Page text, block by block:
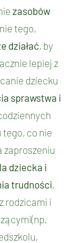
zasobów
tego,
działać, by
lepiej z
dziecku
sprawstwa i
co nie
zaproszeniu
dziecka i
trudności,
rodzicami i